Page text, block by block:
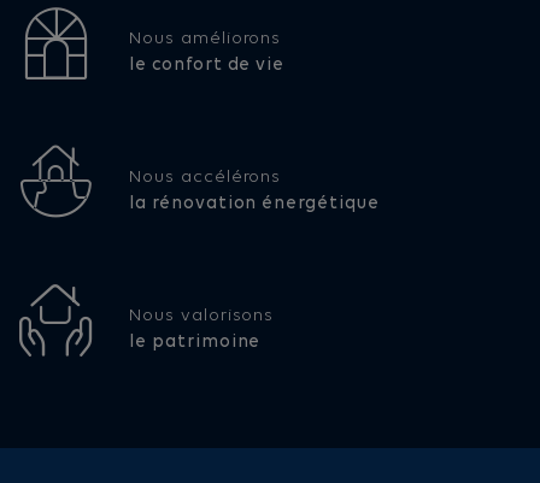
Nous améliorons
le confort de vie
Nous accélérons
la rénovation énergétique
Nous valorisons
le patrimoine